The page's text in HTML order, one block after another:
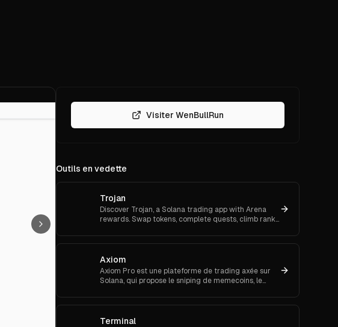
Suivant
Visiter WenBullRun
Outils en vedette
Trojan
Discover Trojan, a Solana trading app with Arena
rewards. Swap tokens, complete quests, climb ranks,
start earn
Axiom
Axiom Pro est une plateforme de trading axée sur
Solana, qui propose le sniping de memecoins, le
Terminal